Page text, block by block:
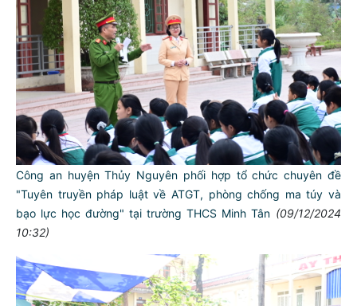
Công an huyện Thủy Nguyên phối hợp tổ chức chuyên đề
"Tuyên truyền pháp luật về ATGT, phòng chống ma túy và
bạo lực học đường" tại trường THCS Minh Tân (09/12/2024
10:32)